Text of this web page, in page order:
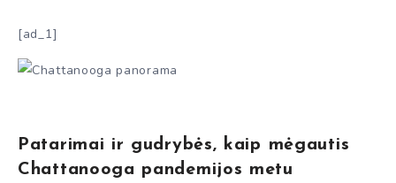
[ad_1]
Patarimai ir gudrybės, kaip mėgautis
Chattanooga pandemijos metu